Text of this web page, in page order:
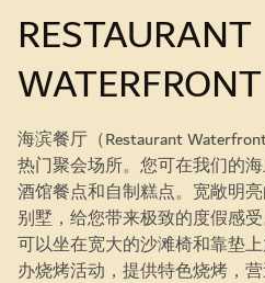
RESTAURANT
WATERFRONT
海滨餐厅（Restaurant
热门聚会场所。您可在我们的
酒馆餐点和自制糕点。宽敞明
别墅，给您带来极致的度假感
可以坐在宽大的沙滩椅和靠垫
办烧烤活动，提供特色烧烤，